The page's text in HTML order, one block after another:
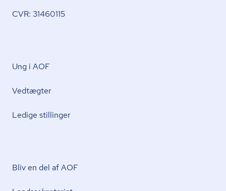
CVR: 31460115
Ung i AOF
Vedtægter
Ledige stillinger
Bliv en del af AOF